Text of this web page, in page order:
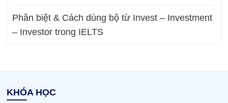
Phân biệt & Cách dùng bộ từ Invest – Investment
– Investor trong IELTS
KHÓA HỌC